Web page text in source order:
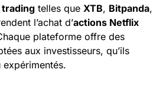
trading telles que XTB, Bitpanda,
l’achat d’actions Netflix
plateforme offre des
aux investisseurs, qu’ils
expérimentés.